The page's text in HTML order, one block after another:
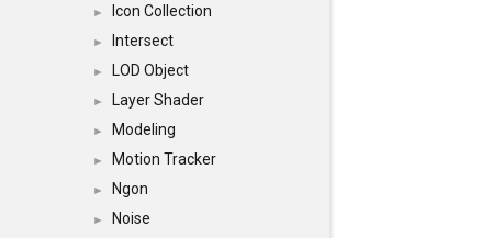
► Icon Collection
► Intersect
► LOD Object
► Layer Shader
► Modeling
► Motion Tracker
► Ngon
► Noise